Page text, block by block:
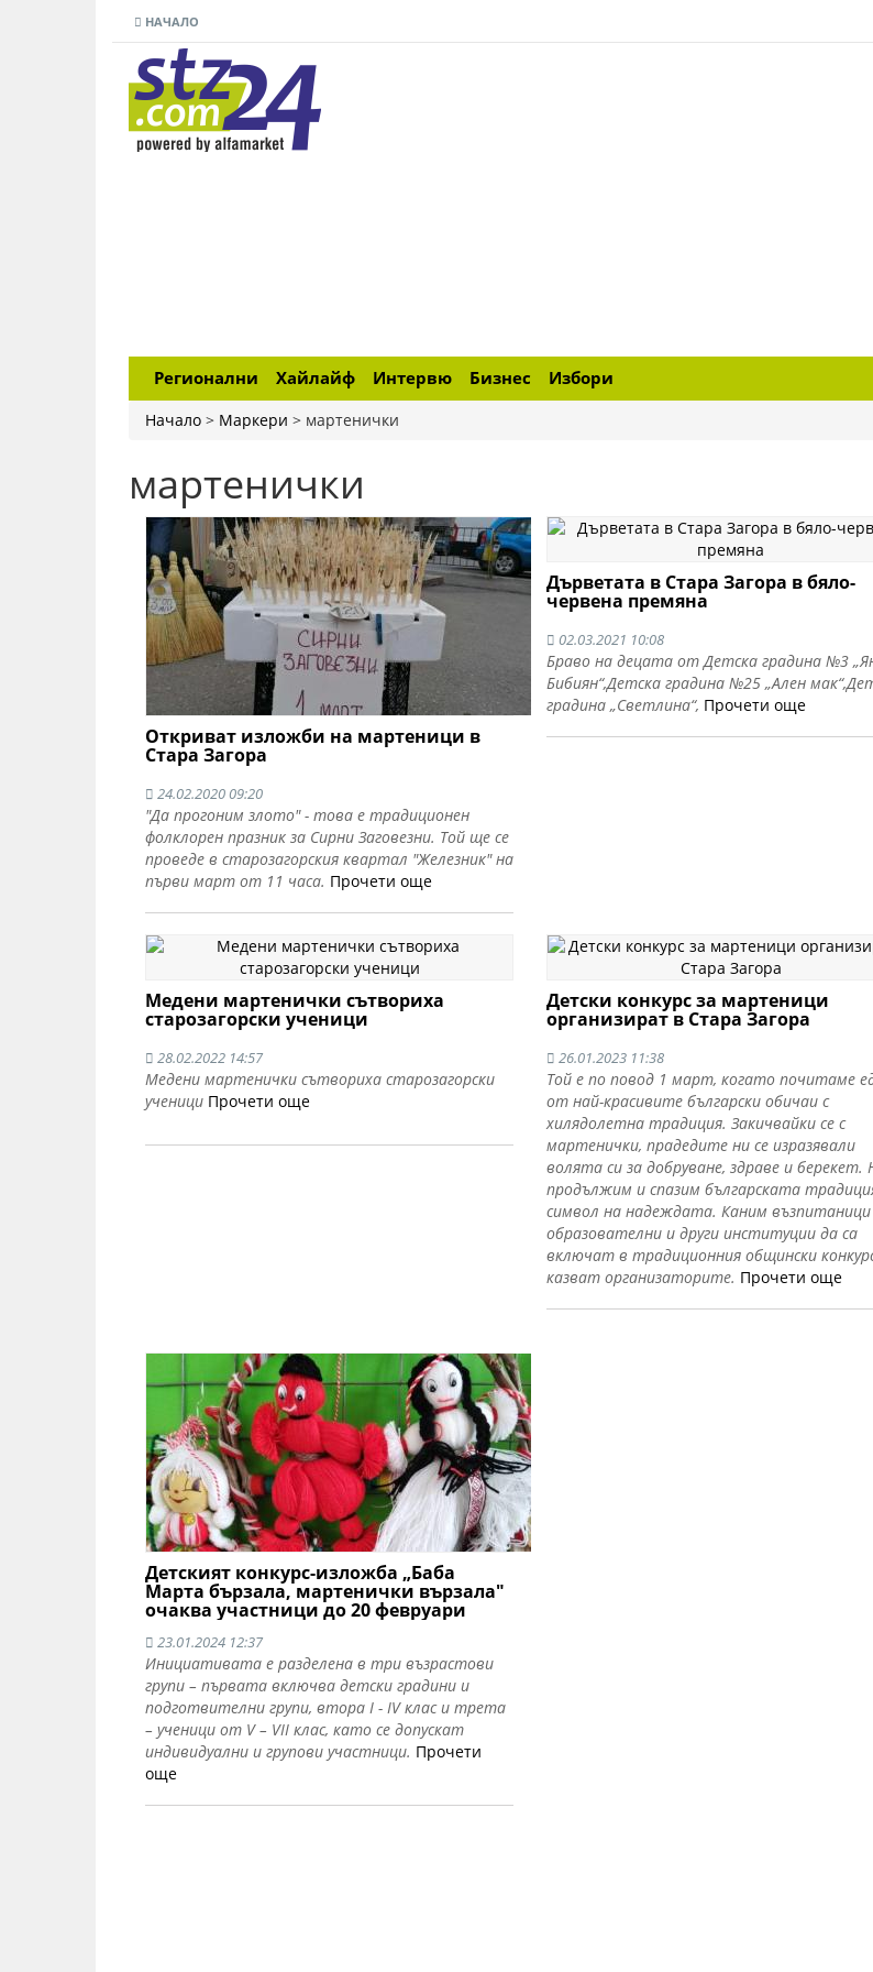
НАЧАЛО
Регионални Хайлайф Интервю Бизнес Избори
Начало > Маркери > мартенички
мартенички
Откриват изложби на мартеници в
Стара Загора
24.02.2020 09:20
"Да прогоним злото" - това е традиционен
фолклорен празник за Сирни Заговезни. Той ще се
проведе в старозагорския квартал "Железник" на
първи март от 11 часа. Прочети още
Дърветата в Стара Загора в бяло-
червена премяна
02.03.2021 10:08
Браво на децата от Детска градина №3
Бибиян“,Детска градина №25 „Ален
градина „Светлина“, Прочети още
Медени мартенички сътвориха
старозагорски ученици
28.02.2022 14:57
Медени мартенички сътвориха старозагорски
ученици Прочети още
Детски конкурс за мартеници
организират в Стара Загора
26.01.2023 11:38
Той е по повод 1 март, когато почитаме
от най-красивите български обичаи с
хилядолетна традиция. Закичвайки се с
мартенички, прадедите ни се изразявали
волята си за добруване, здраве и берекет.
продължим и спазим българската
символ на надеждата. Каним
образователни и други институции да са
включат в традиционния общински
казват организаторите. Прочети още
Детският конкурс-изложба „Баба
Марта бързала, мартенички вързала"
очаква участници до 20 февруари
23.01.2024 12:37
Инициативата е разделена в три възрастови
групи – първата включва детски градини и
подготвителни групи, втора I - IV клас и трета
– ученици от V – VII клас, като се допускат
индивидуални и групови участници. Прочети
още